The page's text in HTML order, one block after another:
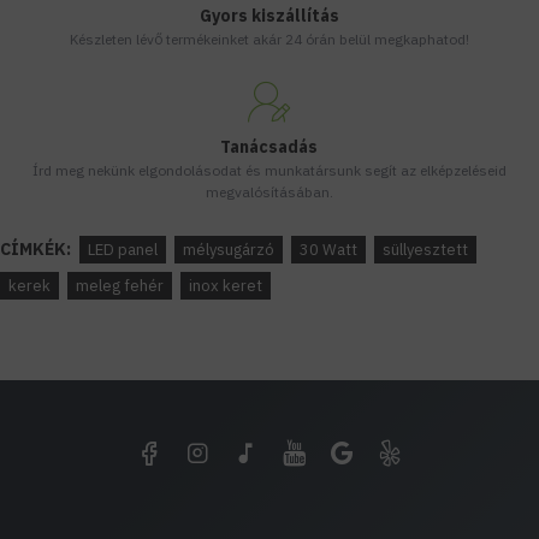
Gyors kiszállítás
Készleten lévő termékeinket akár 24 órán belül megkaphatod!
Tanácsadás
Írd meg nekünk elgondolásodat és munkatársunk segít az elképzeléseid
megvalósításában.
CÍMKÉK: LED panel mélysugárzó 30 Watt
süllyesztett
kerek
meleg fehér inox keret